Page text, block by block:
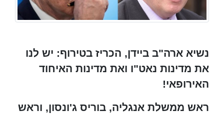
נשיא ארה"ב ביידן, הכריז בטירוף: יש לנו
את מדינות נאט"ו ואת מדינות האיחוד
האירופאי!
ראש ממשלת אנגליה, בוריס ג'ונסון, וראש